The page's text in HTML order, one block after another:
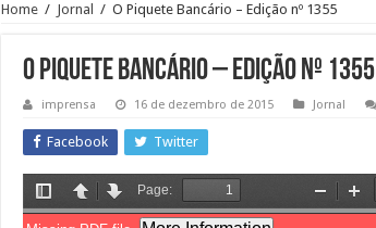
Home / Jornal / O Piquete Bancário – Edição nº 1355
O Piquete Bancário – Edição nº 1355
imprensa 16 de dezembro de 2015 Jornal
Facebook Twitter